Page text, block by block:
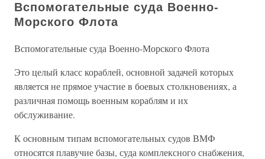
Вспомогательные суда Военно-
Морского Флота
Вспомогательные суда Военно-Морского Флота
Это целый класс кораблей, основной задачей которых
является не прямое участие в боевых столкновениях, а
различная помощь военным кораблям и их
обслуживание.
К основным типам вспомогательных судов ВМФ
относятся плавучие базы, суда комплексного снабжения,